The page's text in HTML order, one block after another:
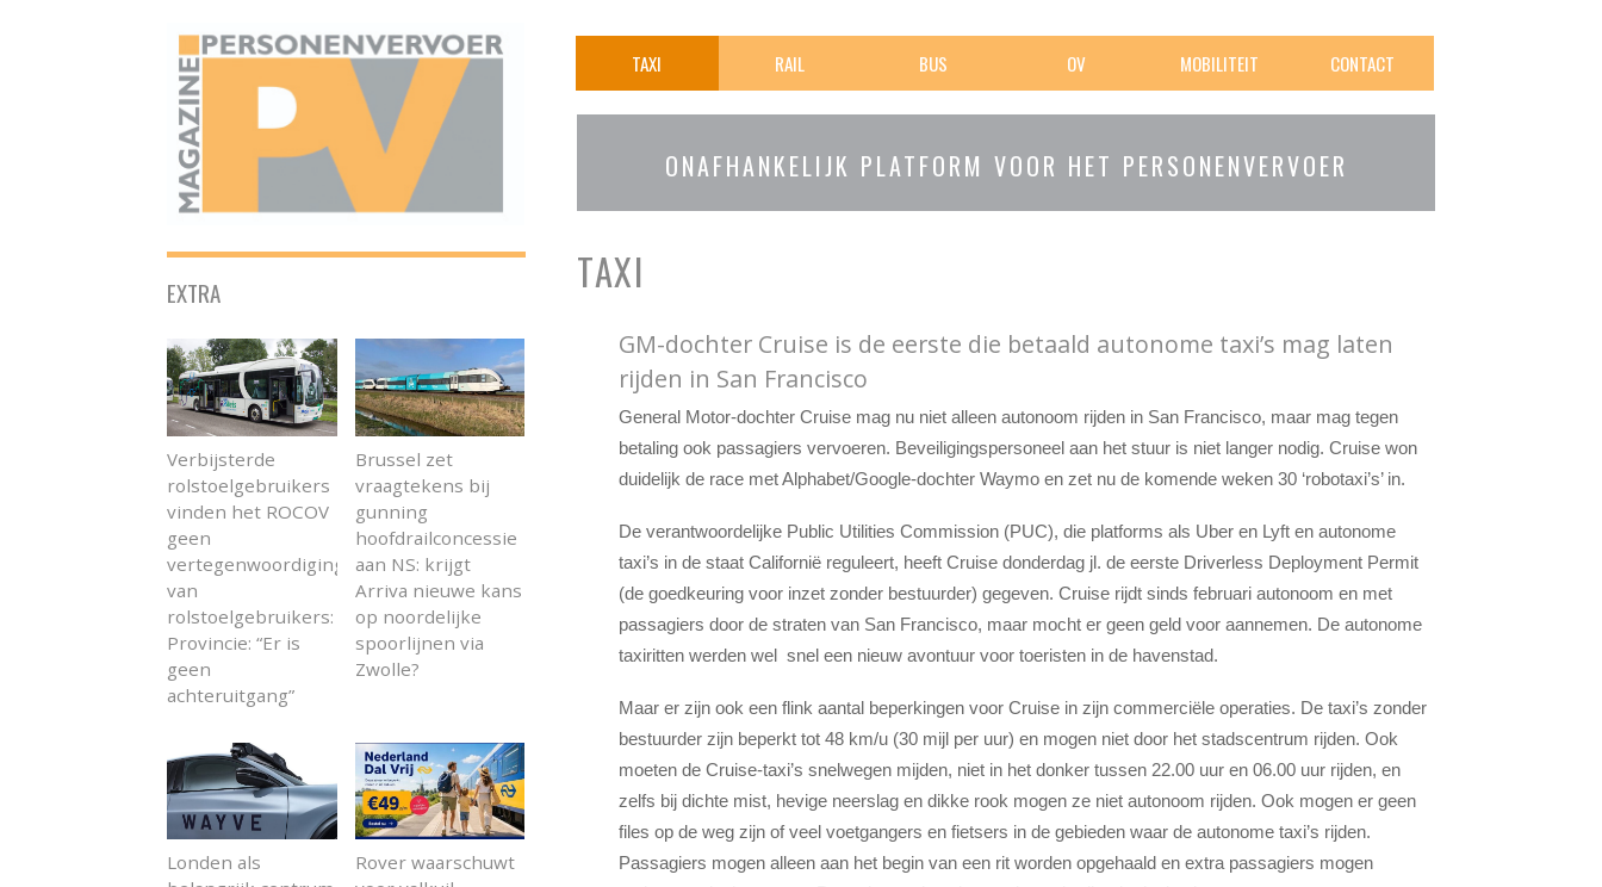
TAXI RAIL BUS OV MOBILITEIT CONTACT
ONAFHANKELIJK PLATFORM VOOR HET PERSONENVERVOER
TAXI
GM-dochter Cruise is de eerste die betaald autonome taxi’s mag laten
rijden in San Francisco
General Motor-dochter Cruise mag nu niet alleen autonoom rijden in San Francisco, maar mag tegen
betaling ook passagiers vervoeren. Beveiligingspersoneel aan het stuur is niet langer nodig. Cruise won
duidelijk de race met Alphabet/Google-dochter Waymo en zet nu de komende weken 30 ‘robotaxi’s’ in.
De verantwoordelijke Public Utilities Commission (PUC), die platforms als Uber en Lyft en autonome
taxi’s in de staat Californië reguleert, heeft Cruise donderdag jl. de eerste Driverless Deployment Permit
(de goedkeuring voor inzet zonder bestuurder) gegeven. Cruise rijdt sinds februari autonoom en met
passagiers door de straten van San Francisco, maar mocht er geen geld voor aannemen. De autonome
taxiritten werden wel snel een nieuw avontuur voor toeristen in de havenstad.
Maar er zijn ook een flink aantal beperkingen voor Cruise in zijn commerciële operaties. De taxi’s zonder
bestuurder zijn beperkt tot 48 km/u (30 mijl per uur) en mogen niet door het stadscentrum rijden. Ook
moeten de Cruise-taxi’s snelwegen mijden, niet in het donker tussen 22.00 uur en 06.00 uur rijden, en
zelfs bij dichte mist, hevige neerslag en dikke rook mogen ze niet autonoom rijden. Ook mogen er geen
files op de weg zijn of veel voetgangers en fietsers in de gebieden waar de autonome taxi’s rijden.
Passagiers mogen alleen aan het begin van een rit worden opgehaald en extra passagiers mogen
EXTRA
Verbijsterde
rolstoelgebruikers
vinden het ROCOV
geen
vertegenwoordiging
van
rolstoelgebruikers:
Provincie: “Er is
geen
achteruitgang”
Brussel zet
vraagtekens bij
gunning
hoofdrailconcessie
aan NS: krijgt
Arriva nieuwe kans
op noordelijke
spoorlijnen via
Zwolle?
Londen als
Rover waarschuwt